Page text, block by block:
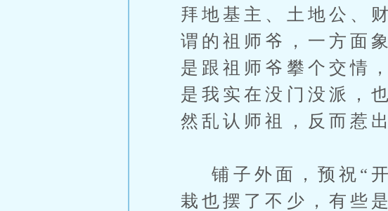
拜地基主、土地公、
谓的祖师爷，一方面
是跟祖师爷攀个交情
是我实在没门没派，
然乱认师祖，反而惹
铺子外面，预祝“开
栽也摆了不少，有些